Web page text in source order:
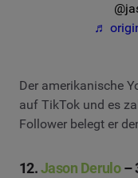
♬
Der amerikanische
auf TikTok und es
Follower belegt er
12.Jason Derulo–